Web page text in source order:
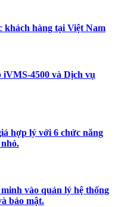
khách hàng tại Việt Nam
iVMS-4500 và Dịch vụ
hợp lý với 6 chức năng
vào quản lý hệ thống
bảo mật.